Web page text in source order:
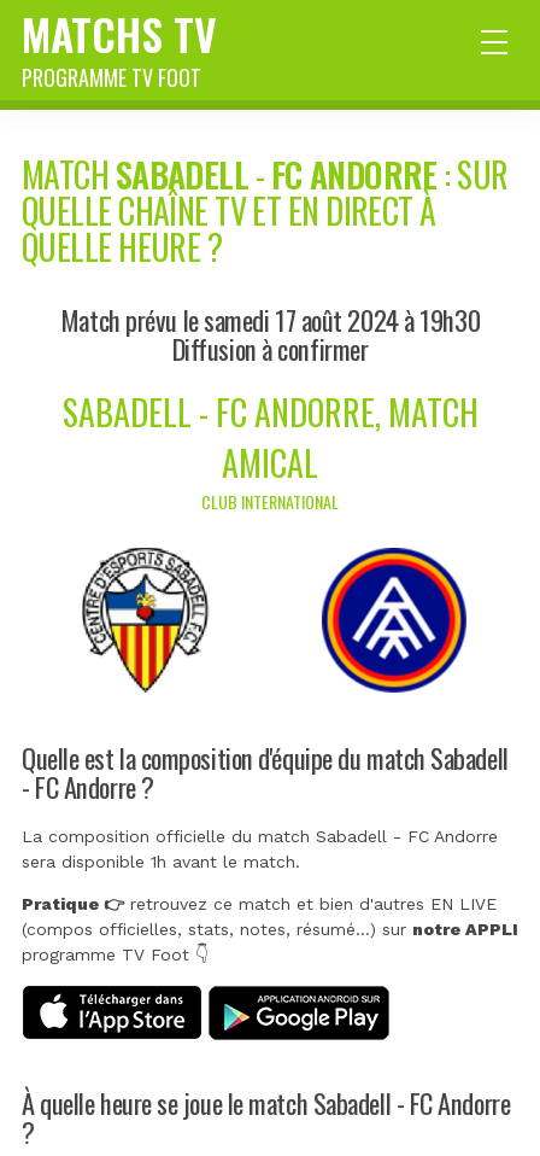
MATCHS TV
PROGRAMME TV FOOT
MATCHSABADELL-FC ANDORRE: SUR
QUELLE CHAÎNE TV ET EN DIRECT À
QUELLE HEURE ?
Match prévu le samedi 17 août 2024 à 19h30
Diffusion à confirmer
SABADELL - FC ANDORRE, MATCH
AMICAL
CLUB INTERNATIONAL
Quelle est la composition d'équipe du match Sabadell
- FC Andorre ?
La composition officielle du match Sabadell - FC Andorre
sera disponible 1h avant le match.
Pratique 👉retrouvez ce match et bien d'autres EN LIVE
(compos officielles, stats, notes, résumé...) sur notre APPLI
programme TV Foot 👇
À quelle heure se joue le match Sabadell - FC Andorre
?